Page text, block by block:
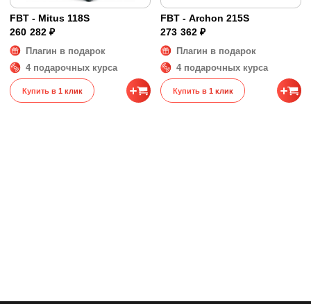
FBT - Mitus 118S
260 282 ₽
Плагин в подарок
4 подарочных курса
Купить в 1 клик
FBT - Archon 215S
273 362 ₽
Плагин в подарок
4 подарочных курса
Купить в 1 клик